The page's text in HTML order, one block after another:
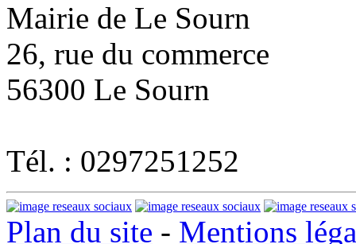
Mairie de Le Sourn
26, rue du commerce
56300 Le Sourn
Tél. : 0297251252
Plan du site - Mentions